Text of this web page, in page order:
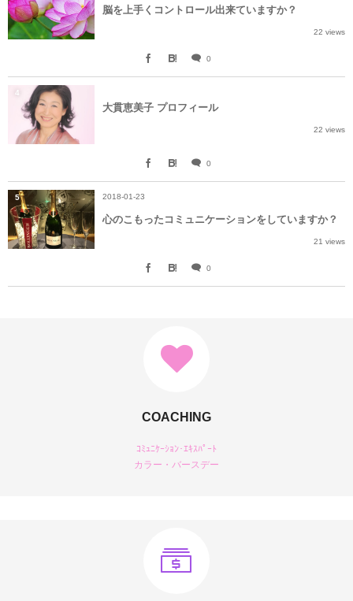
脳を上手くコントロール出来ていますか？
22 views
0
大貫恵美子 プロフィール
22 views
0
4
2018-01-23
心のこもったコミュニケーションをしていますか？
21 views
0
5
COACHING
ｺﾐｭﾆｹｰｼｮﾝ･ｴｷｽﾊﾟｰﾄ
カラー・バースデー